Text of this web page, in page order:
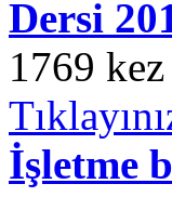
Dersi
1769
İşletme